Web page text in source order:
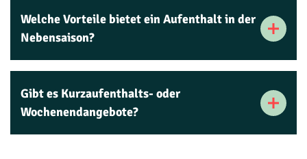
Welche Vorteile bietet ein Aufenthalt in der
Nebensaison?
Gibt es Kurzaufenthalts- oder
Wochenendangebote?